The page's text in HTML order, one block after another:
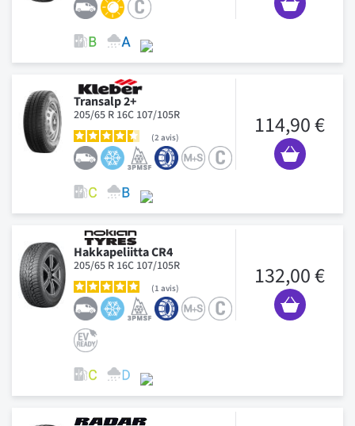
Transalp 2+
205/65 R 16C 107/105R
2 avis 114,90 €
Hakkapeliitta CR4
205/65 R 16C 107/105R
1 avis 132,00 €